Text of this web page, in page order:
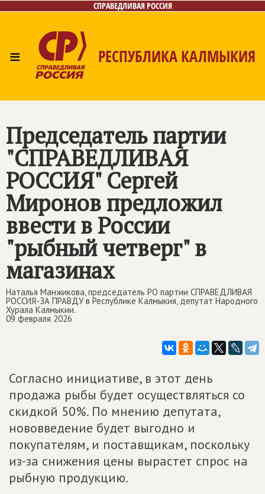
СПРАВЕДЛИВАЯ РОССИЯ
≡ РЕСПУБЛИКА КАЛМЫКИЯ
Председатель партии
"СПРАВЕДЛИВАЯ
РОССИЯ" Сергей
Миронов предложил
ввести в России
"рыбный четверг" в
магазинах
Наталья Манжикова, председатель РО партии СПРАВЕДЛИВАЯ
РОССИЯ-ЗА ПРАВДУ в Республике Калмыкия, депутат Народного
Хурала Калмыкии.
09 февраля 2026
Согласно инициативе, в этот день
продажа рыбы будет осуществляться со
скидкой 50%. По мнению депутата,
нововведение будет выгодно и
покупателям, и поставщикам, поскольку
из-за снижения цены вырастет спрос на
рыбную продукцию.